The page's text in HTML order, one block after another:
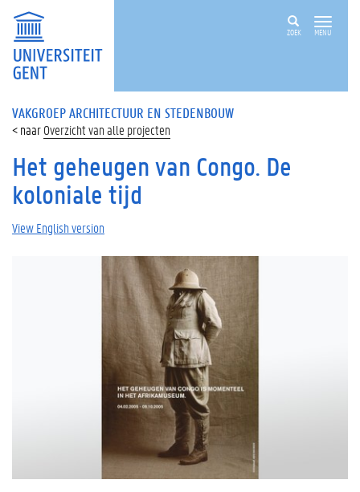
ZOEK MENU
VAKGROEP ARCHITECTUUR EN STEDENBOUW
Overzicht van alle projecten
Het geheugen van Congo. De
koloniale tijd
View English version